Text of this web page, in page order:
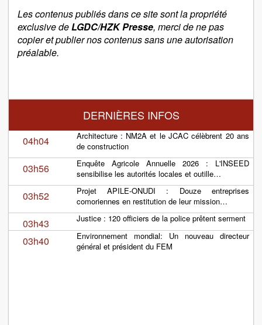
Les contenus publiés dans ce site sont la propriété
exclusive deLGDC/HZK Presse, merci de ne pas
copier et publier nos contenus sans une autorisation
préalable.
DERNIÈRES INFOS
04h04
Architecture : NM2A et le JCAC célèbrent 20 ans
de construction
03h56
Enquête Agricole Annuelle 2026 : L'INSEED
sensibilise les autorités locales et outille…
03h52
Projet APILE-ONUDI : Douze entreprises
comoriennes en restitution de leur mission…
03h43 Justice : 120 officiers de la police prêtent serment
03h40
Environnement mondial: Un nouveau directeur
général et président du FEM